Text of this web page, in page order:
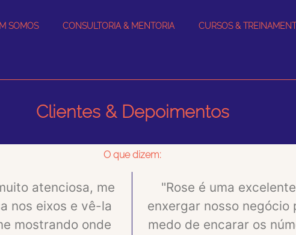
SOMOS CONSULTORIA & MENTORIA CURSOS &
Clientes & Depoimentos
O que dizem:
atenciosa, me
nos eixos e vê-la
mostrando onde
"Rose é uma
enxergar nosso
medo de encarar os